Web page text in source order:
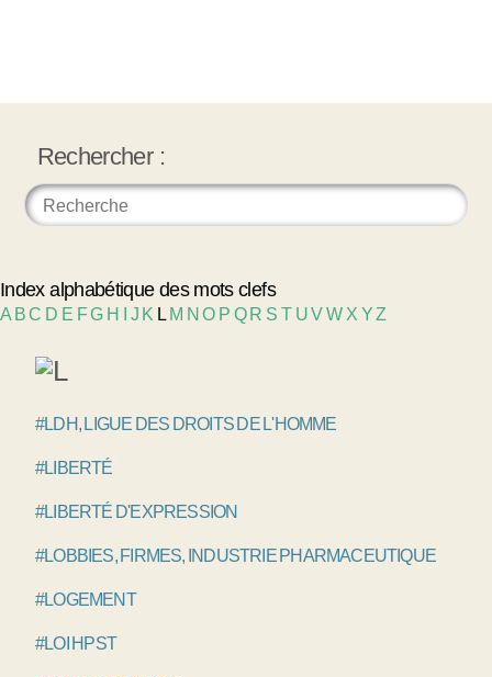
Rechercher :
Index alphabétique des mots clefs
A BC D E FG H J K L M NO P Q R S T UVW X YZ
#LDH, LIGUE DES DROITS DE L'HOMME
#LIBERTÉ
#LIBERTÉ D'EXPRESSION
#LOBBIES, FIRMES, INDUSTRIE PHARMACEUTIQUE
#LOGEMENT
#LOI HPST